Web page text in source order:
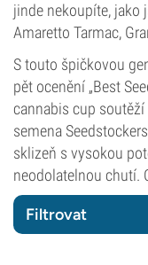
jinde nekoupíte, jako
Amaretto Tarmac,
S touto špičkovou
pět ocenění „Best
cannabis cup
semena
sklizeň s vysokou
neodolatelnou chutí.
Filtrovat